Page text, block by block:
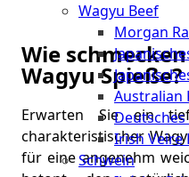
Wagyu Beef
Morgan
Australian
Irish Veire
Schwein
Wie
Wagyu Spieße?
Erwarten Sie ein
charakteristischer
für eine angenehm